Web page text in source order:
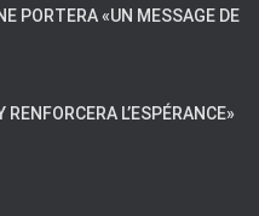
PORTERA «UN MESSAGE DE
L’ESPÉRANCE»